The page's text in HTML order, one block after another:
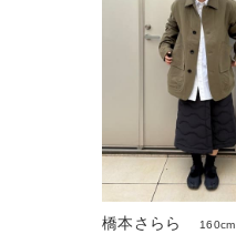
橋本さらら
160cm